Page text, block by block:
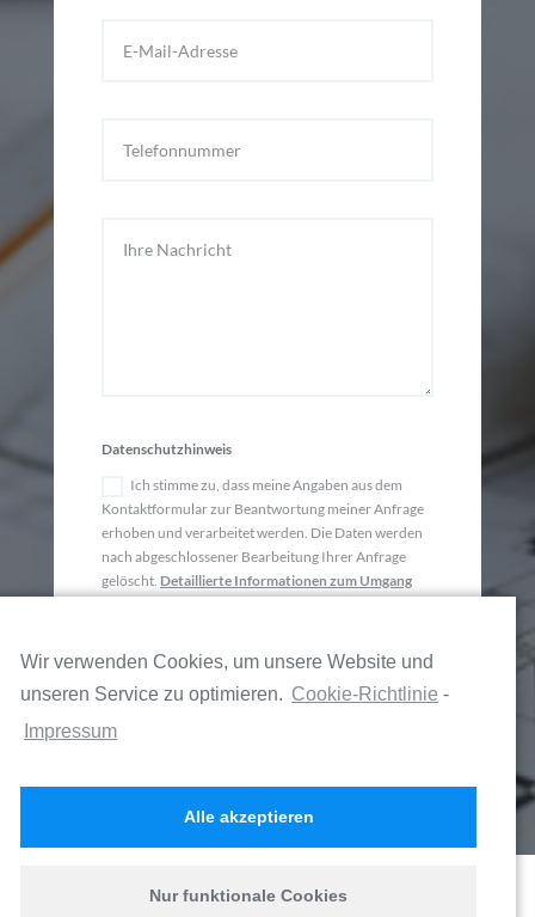
Datenschutzhinweis
Ich stimme zu, dass meine Angaben aus dem
Kontaktformular zur Beantwortung meiner Anfrage
erhoben und verarbeitet werden. Die Daten werden
nach abgeschlossener Bearbeitung Ihrer Anfrage
gelöscht. Detaillierte Informationen zum Umgang
SENDEN
Impressum Datenschutz
Wir verwenden Cookies, um unsere Website und
unseren Service zu optimieren. Cookie-Richtlinie -
Impressum
Alle akzeptieren
Nur funktionale Cookies